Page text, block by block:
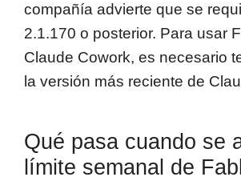
compañía advierte que se
2.1.170 o posterior. Para usar
Claude Cowork, es necesario
la versión más reciente de
Qué pasa cuando se
límite semanal de